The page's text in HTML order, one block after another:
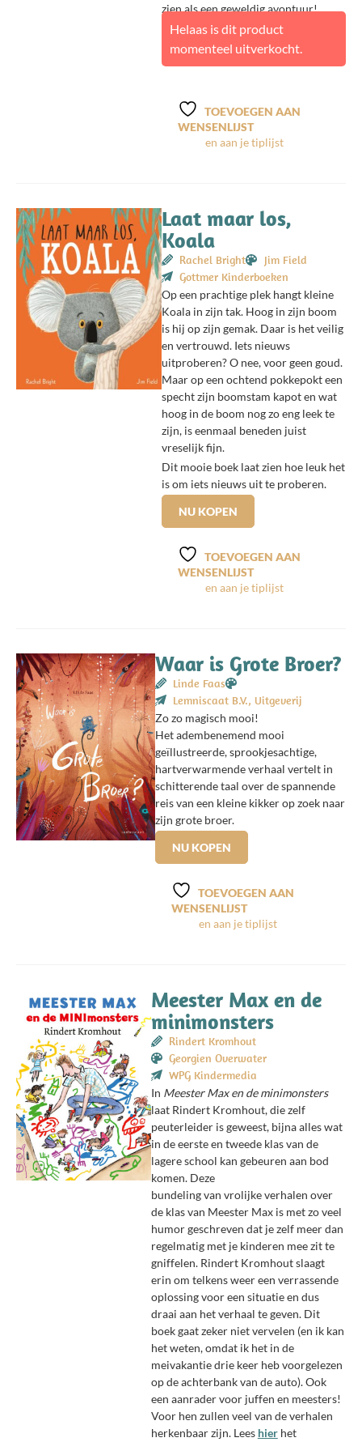
zien als een geweldig avontuur!
Helaas is dit product
momenteel uitverkocht.
TOEVOEGEN AAN
WENSENLIJST
Laat maar los,
Koala
Rachel Bright
Jim Field
Gottmer Kinderboeken
Op een prachtige plek hangt kleine
Koala in zijn tak. Hoog in zijn boom
is hij op zijn gemak. Daar is het veilig
en vertrouwd. Iets nieuws
uitproberen? O nee, voor geen goud.
Maar op een ochtend pokkepokt een
specht zijn boomstam kapot en wat
hoog in de boom nog zo eng leek te
zijn, is eenmaal beneden juist
vreselijk fijn.
Dit mooie boek laat zien hoe leuk het
is om iets nieuws uit te proberen.
NU KOPEN
TOEVOEGEN AAN
WENSENLIJST
Waar is Grote Broer?
Linde Faas
Lemniscaat B.V., Uitgeverij
Zo zo magisch mooi!
Het adembenemend mooi
geïllustreerde, sprookjesachtige,
hartverwarmende verhaal vertelt in
schitterende taal over de spannende
reis van een kleine kikker op zoek naar
zijn grote broer.
NU KOPEN
TOEVOEGEN AAN
WENSENLIJST
Meester Max en de
minimonsters
Rindert Kromhout
Georgien Overwater
WPG Kindermedia
In Meester Max en de minimonsters
laat Rindert Kromhout, die zelf
peuterleider is geweest, bijna alles wat
in de eerste en tweede klas van de
lagere school kan gebeuren aan bod
komen. Deze
bundeling van vrolijke verhalen over
de klas van Meester Max is met zo veel
humor geschreven dat je zelf meer dan
regelmatig met je kinderen mee zit te
gniffelen. Rindert Kromhout slaagt
erin om telkens weer een verrassende
oplossing voor een situatie en dus
draai aan het verhaal te geven. Dit
boek gaat zeker niet vervelen (en ik kan
het weten, omdat ik het in de
meivakantie drie keer heb voorgelezen
op de achterbank van de auto). Ook
een aanrader voor juffen en meesters!
Voor hen zullen veel van de verhalen
herkenbaar zijn. Lees hierhet